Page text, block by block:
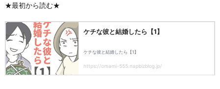
★最初から読む★